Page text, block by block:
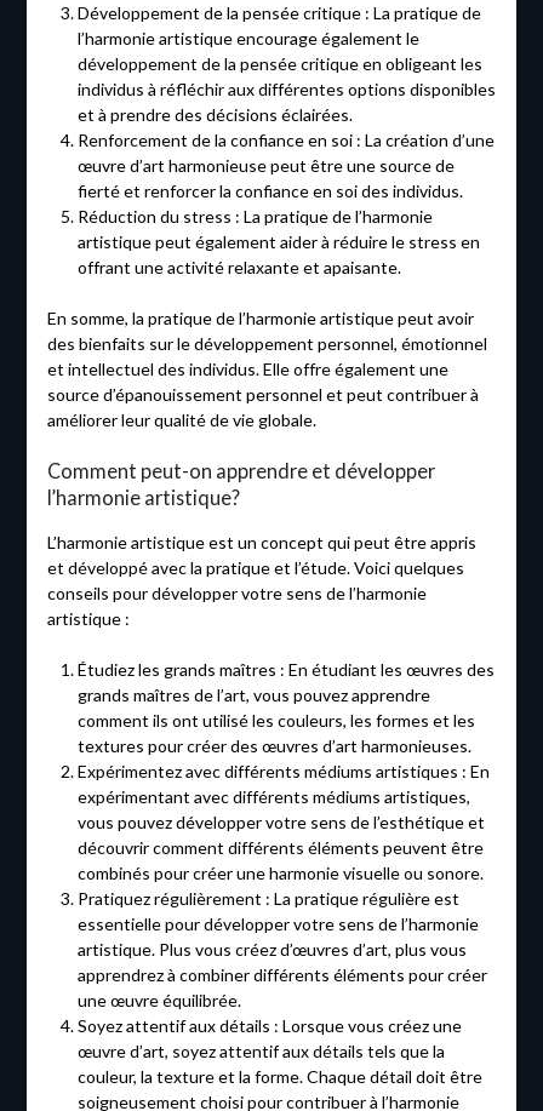
Développement de la pensée critique : La pratique de
l’harmonie artistique encourage également le
développement de la pensée critique en obligeant les
individus à réfléchir aux différentes options disponibles
et à prendre des décisions éclairées.
Renforcement de la confiance en soi : La création d’une
œuvre d’art harmonieuse peut être une source de
fierté et renforcer la confiance en soi des individus.
Réduction du stress : La pratique de l’harmonie
artistique peut également aider à réduire le stress en
offrant une activité relaxante et apaisante.
En somme, la pratique de l’harmonie artistique peut avoir
des bienfaits sur le développement personnel, émotionnel
et intellectuel des individus. Elle offre également une
source d’épanouissement personnel et peut contribuer à
améliorer leur qualité de vie globale.
Comment peut-on apprendre et développer
l’harmonie artistique?
L’harmonie artistique est un concept qui peut être appris
et développé avec la pratique et l’étude. Voici quelques
conseils pour développer votre sens de l’harmonie
artistique :
Étudiez les grands maîtres : En étudiant les œuvres des
grands maîtres de l’art, vous pouvez apprendre
comment ils ont utilisé les couleurs, les formes et les
textures pour créer des œuvres d’art harmonieuses.
Expérimentez avec différents médiums artistiques : En
expérimentant avec différents médiums artistiques,
vous pouvez développer votre sens de l’esthétique et
découvrir comment différents éléments peuvent être
combinés pour créer une harmonie visuelle ou sonore.
Pratiquez régulièrement : La pratique régulière est
essentielle pour développer votre sens de l’harmonie
artistique. Plus vous créez d’œuvres d’art, plus vous
apprendrez à combiner différents éléments pour créer
une œuvre équilibrée.
Soyez attentif aux détails : Lorsque vous créez une
œuvre d’art, soyez attentif aux détails tels que la
couleur, la texture et la forme. Chaque détail doit être
soigneusement choisi pour contribuer à l’harmonie